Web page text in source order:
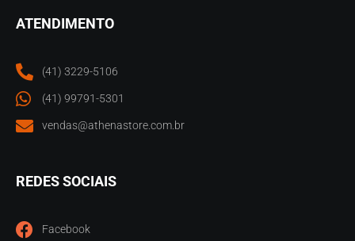
ATENDIMENTO
(41) 3229-5106
(41) 99791-5301
vendas@athenastore.com.br
REDES SOCIAIS
Facebook